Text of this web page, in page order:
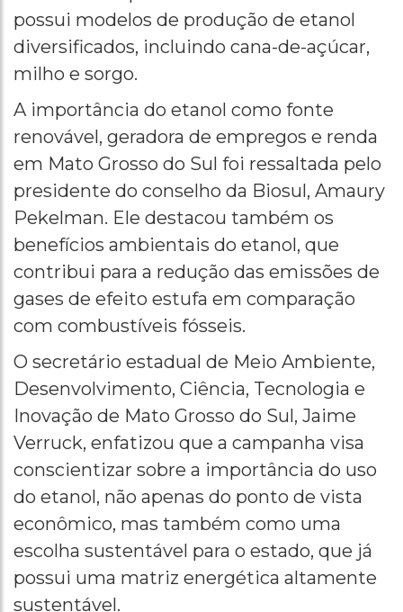
possui modelos de produção de etanol
diversificados, incluindo cana-de-açúcar,
milho e sorgo.
A importância do etanol como fonte
renovável, geradora de empregos e renda
em Mato Grosso do Sul foi ressaltada pelo
presidente do conselho da Biosul, Amaury
Pekelman. Ele destacou também os
benefícios ambientais do etanol, que
contribui para a redução das emissões de
gases de efeito estufa em comparação
com combustíveis fósseis.
O secretário estadual de Meio Ambiente,
Desenvolvimento, Ciência, Tecnologia e
Inovação de Mato Grosso do Sul, Jaime
Verruck, enfatizou que a campanha visa
conscientizar sobre a importância do uso
do etanol, não apenas do ponto de vista
econômico, mas também como uma
escolha sustentável para o estado, que já
possui uma matriz energética altamente
sustentável.